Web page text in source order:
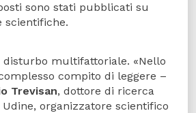
sono stati pubblicati su
scientifiche.
disturbo multifattoriale. «Nello
compito di leggere –
Trevisan, dottore di ricerca
Udine, organizzatore scientifico